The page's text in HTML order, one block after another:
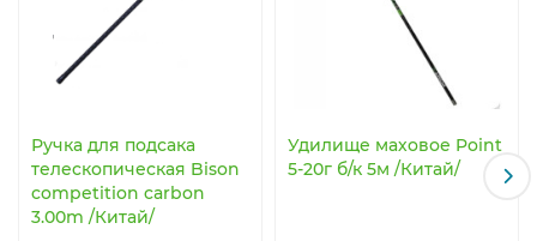
Ручка для подсака
телеcкопическая Bison
competition carbon
3.00m /Китай/
Удилище маховое Point
5-20г б/к 5м /Китай/